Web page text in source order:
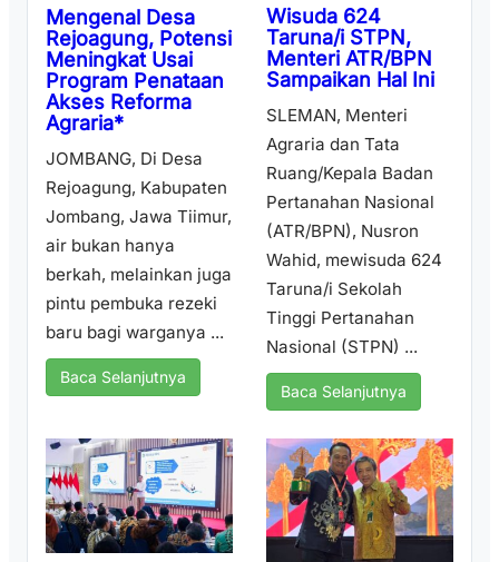
Mengenal Desa
Rejoagung, Potensi
Meningkat Usai
Program Penataan
Akses Reforma
Agraria*
JOMBANG, Di Desa
Rejoagung, Kabupaten
Jombang, Jawa Tiimur,
air bukan hanya
berkah, melainkan juga
pintu pembuka rezeki
baru bagi warganya ...
Baca Selanjutnya
Wisuda 624
Taruna/i STPN,
Menteri ATR/BPN
Sampaikan Hal Ini
SLEMAN, Menteri
Agraria dan Tata
Ruang/Kepala Badan
Pertanahan Nasional
(ATR/BPN), Nusron
Wahid, mewisuda 624
Taruna/i Sekolah
Tinggi Pertanahan
Nasional (STPN) ...
Baca Selanjutnya